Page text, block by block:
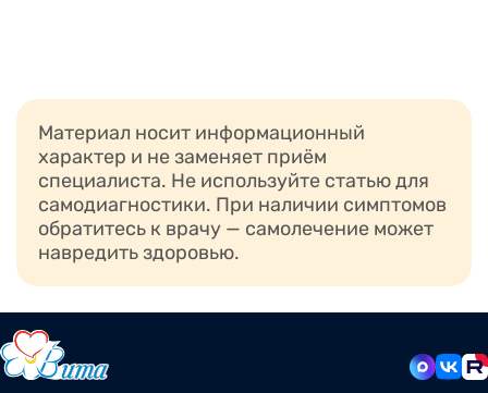
Материал носит информационный
характер и не заменяет приём
специалиста. Не используйте статью для
самодиагностики. При наличии симптомов
обратитесь к врачу — самолечение может
навредить здоровью.